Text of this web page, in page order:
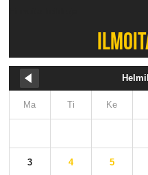
Ma Ti Ke
3 4 5